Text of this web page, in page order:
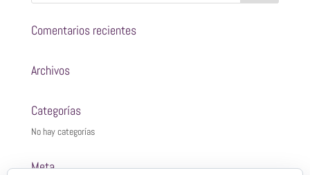
Comentarios recientes
Archivos
Categorías
No hay categorías
Meta